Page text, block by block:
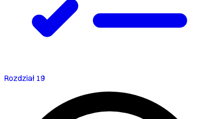
Rozdział 19